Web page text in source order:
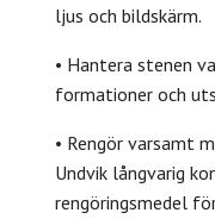
ljus och bildskärm.
• Hantera stenen
formationer och
• Rengör varsamt
Undvik långvarig
rengöringsmedel